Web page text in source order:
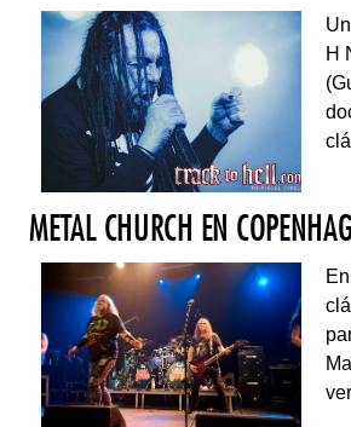
H
METAL CHURCH EN